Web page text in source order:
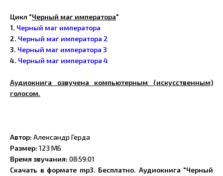
Цикл "Черный маг императора"
1. Черный маг императора
2. Черный маг императора 2
3. Черный маг императора 3
4. Черный маг императора 4
Аудиокнига озвучена компьютерным (искусственным)
голосом.
Автор: Александр Герда
Размер: 123 МБ
Время звучания: 08:59:01
Скачать в формате mp3. Бесплатно. Аудиокнига "Черный